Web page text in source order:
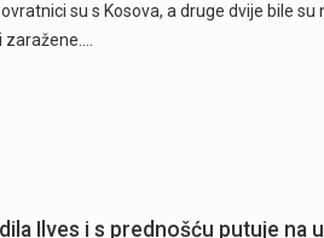
su s Kosova, a druge dvije bile
zaražene.…
Ilves i s prednošću putuje na